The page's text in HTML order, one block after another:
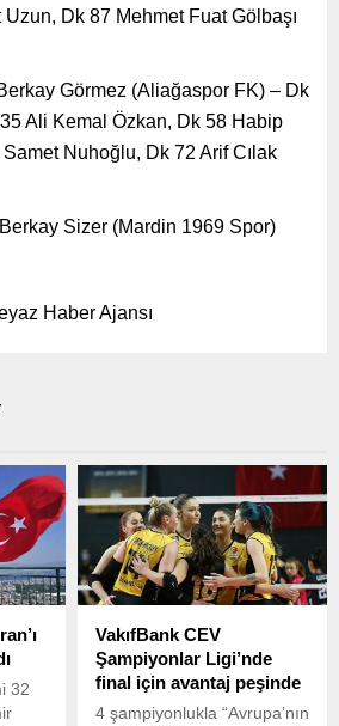
Uzun, Dk 87 Mehmet Fuat Gölbaşı
Görmez (Aliağaspor FK) – Dk
Ali Kemal Özkan, Dk 58 Habip
Nuhoğlu, Dk 72 Arif Cılak
Sizer (Mardin 1969 Spor)
Haber Ajansı
32
VakıfBank CEV
Şampiyonlar Ligi’nde
final için avantaj peşinde
4 şampiyonlukla “Avrupa’nın